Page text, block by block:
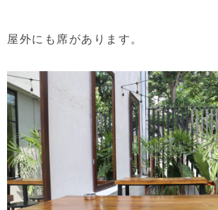
屋外にも席があります。